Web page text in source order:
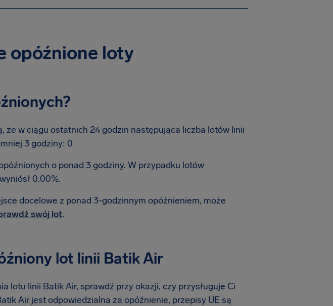
opóźnione loty
że w ciągu ostatnich 24 godzin następująca liczba lotów linii
3 godziny: 0
o ponad 3 godziny. W przypadku lotów
0.00%.
docelowe z ponad 3-godzinnym opóźnieniem, może
swój lot.
lot linii Batik Air
lotu linii Batik Air, sprawdź przy okazji, czy przysługuje Ci
Air jest odpowiedzialna za opóźnienie, przepisy UE są